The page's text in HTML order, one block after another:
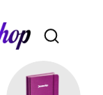
Otwórz